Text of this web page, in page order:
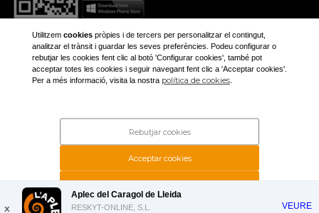
+34 973 281 473
Utilitzem cookiespròpies i de tercers per personalitzar el contingut,
analitzar el trànsit i guardar les seves preferències. Podeu configurar o
rebutjar les cookies fent clic al botó 'Configurar cookies', també pot
acceptar totes les cookies i seguir navegant fent clic a 'Acceptar cookies'.
Per a més informació, visita la nostra política de cookies.
Acceptar cookies
Configurar cookies
Rebutjar cookies
Rechazar cookies
x
Aplec del Caragol de Lleida
RESKYT-ONLINE, S.L. VEURE